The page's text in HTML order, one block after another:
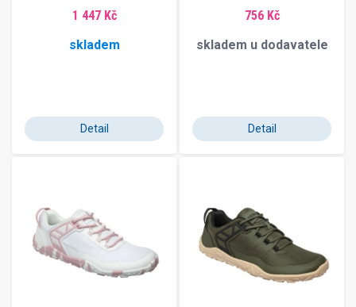
1 447 Kč
skladem
Detail
756 Kč
skladem u dodavatele
Detail